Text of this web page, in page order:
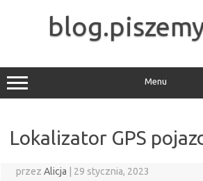
Menu
Lokalizator GPS
przez Alicja 29 stycznia, 2023